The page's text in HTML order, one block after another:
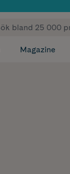
Magazine